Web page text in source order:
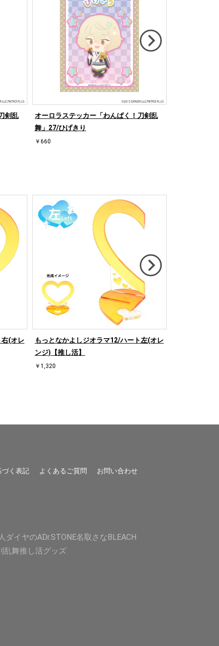
剣乱
オーロラステッカー「わんぱく！刀剣乱
舞」27/ひげきり
￥660
(オレ
もっとなかよしジオラマ12/ハート左(オレ
ンジ)【推し活】
￥1,320
づく表記 よくあるご質問 お問い合わせ
ダイヤのADr.STONE名取さなBLEACH
乱舞推し活グッズ